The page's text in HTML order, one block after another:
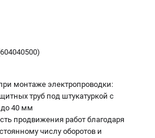
монтаже электропроводки:
труб под штукатуркой с
до 40 мм
продвижения работ благодаря
числу оборотов и